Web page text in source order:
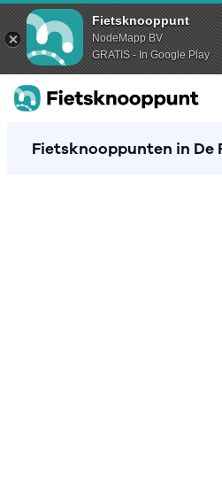
Fietsknooppunt
NodeMapp BV
GRATIS - In Google Play
Fietsknooppunten in De